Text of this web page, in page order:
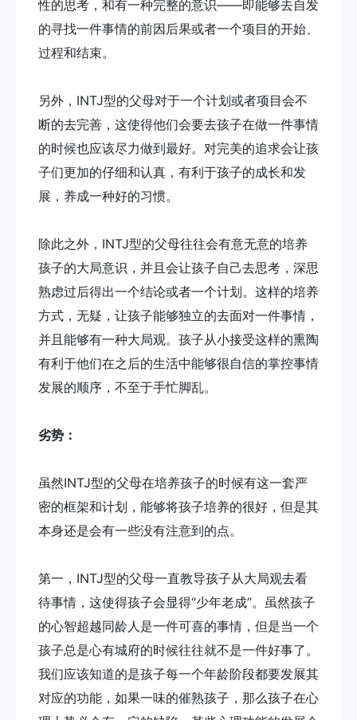
性的思考，和有一种完整的意识——即能够去自发
的寻找一件事情的前因后果或者一个项目的开始、
过程和结束。
另外，INTJ型的父母对于一个计划或者项目会不
断的去完善，这使得他们会要去孩子在做一件事情
的时候也应该尽力做到最好。对完美的追求会让孩
子们更加的仔细和认真，有利于孩子的成长和发
展，养成一种好的习惯。
除此之外，INTJ型的父母往往会有意无意的培养
孩子的大局意识，并且会让孩子自己去思考，深思
熟虑过后得出一个结论或者一个计划。这样的培养
方式，无疑，让孩子能够独立的去面对一件事情，
并且能够有一种大局观。孩子从小接受这样的熏陶
有利于他们在之后的生活中能够很自信的掌控事情
发展的顺序，不至于手忙脚乱。
劣势：
虽然INTJ型的父母在培养孩子的时候有这一套严
密的框架和计划，能够将孩子培养的很好，但是其
本身还是会有一些没有注意到的点。
第一，INTJ型的父母一直教导孩子从大局观去看
待事情，这使得孩子会显得“少年老成”。虽然孩子
的心智超越同龄人是一件可喜的事情，但是当一个
孩子总是心有城府的时候往往就不是一件好事了。
我们应该知道的是孩子每一个年龄阶段都要发展其
对应的功能，如果一味的催熟孩子，那么孩子在心